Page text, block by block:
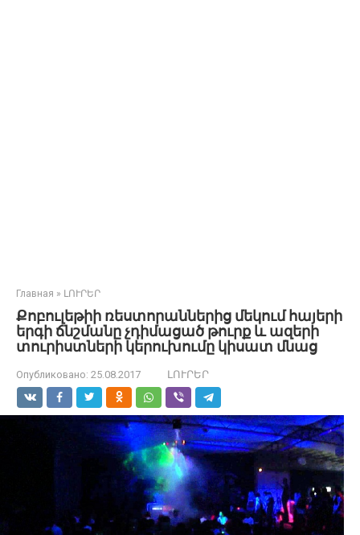
Главная » ԼՈՒՐԵՐ
Քոբուլեթիի ռեստորաններից մեկում հայերի
երգի ճնշմանը չդիմացած թուրք և ազերի
տուրիստների կերուխումը կիսատ մնաց
Опубликовано: 25.08.2017 ԼՈՒՐԵՐ